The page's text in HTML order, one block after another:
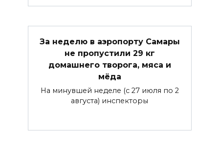
За неделю в аэропорту Самары
не пропустили 29 кг
домашнего творога, мяса и
мёда
На минувшей неделе (с 27 июля по 2
августа) инспекторы